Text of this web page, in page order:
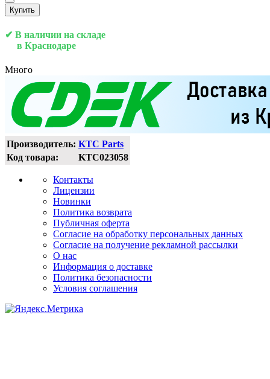
Купить
✔ В наличии на складе
в Краснодаре
Много
Производитель: KTC Parts
Код товара:
KTC023058
Контакты
Лицензии
Новинки
Политика возврата
Публичная оферта
Согласие на обработку персональных данных
Согласие на получение рекламной рассылки
О нас
Информация о доставке
Политика безопасности
Условия соглашения